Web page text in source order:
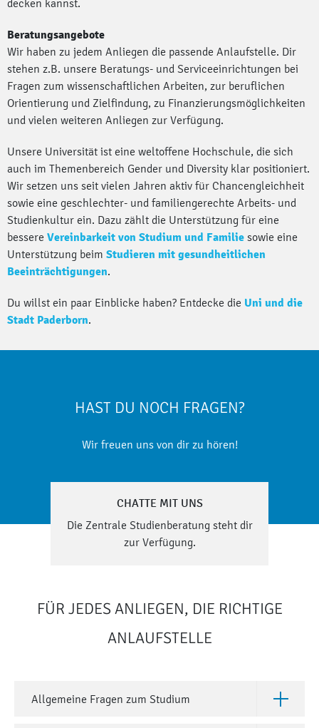
decken kannst.
Beratungsangebote
Wir haben zu jedem Anliegen die passende Anlaufstelle. Dir
stehen z.B. unsere Beratungs- und Serviceeinrichtungen bei
Fragen zum wissenschaftlichen Arbeiten, zur beruflichen
Orientierung und Zielfindung, zu Finanzierungsmöglichkeiten
und vielen weiteren Anliegen zur Verfügung.
Unsere Universität ist eine weltoffene Hochschule, die sich
auch im Themenbereich Gender und Diversity klar positioniert.
Wir setzen uns seit vielen Jahren aktiv für Chancengleichheit
sowie eine geschlechter- und familiengerechte Arbeits- und
Studienkultur ein. Dazu zählt die Unterstützung für eine
bessere Vereinbarkeit von Studium und Familie sowie eine
Unterstützung beim Studieren mit gesundheitlichen
Beeinträchtigungen.
Du willst ein paar Einblicke haben? Entdecke die Uni und die
Stadt Paderborn.
HAST DU NOCH FRAGEN?
Wir freuen uns von dir zu hören!
CHATTE MIT UNS
Die Zentrale Studienberatung steht dir
zur Verfügung.
FÜR JEDES ANLIEGEN, DIE RICHTIGE
ANLAUFSTELLE
Allgemeine Fragen zum Studium Öffne